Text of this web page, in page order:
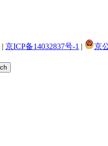
| 京ICP备14032837号-1 |
京